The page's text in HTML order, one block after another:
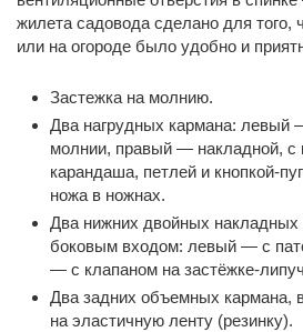
жилета садовода сделано для того,
или на огороде было удобно и
Застежка на молнию.
Два нагрудных кармана: левый
молнии, правый — накладной, с
карандаша, петлей и кнопкой-
ножа в ножнах.
Два нижних двойных накладных
боковым входом: левый — с
— с клапаном на застёжке-
Два задних объемных кармана,
на эластичную ленту (резинку).